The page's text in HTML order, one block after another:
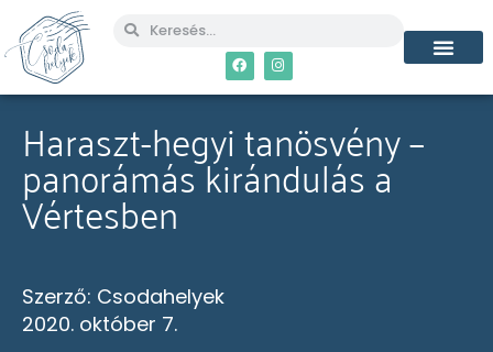
Haraszt-hegyi tanösvény –
panorámás kirándulás a
Vértesben
Szerző: Csodahelyek
2020. október 7.